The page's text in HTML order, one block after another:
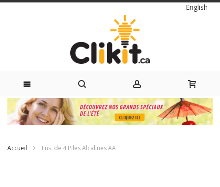
Langue
English
Skip
to
Accueil Ens. de 4 Piles Alcalines AA